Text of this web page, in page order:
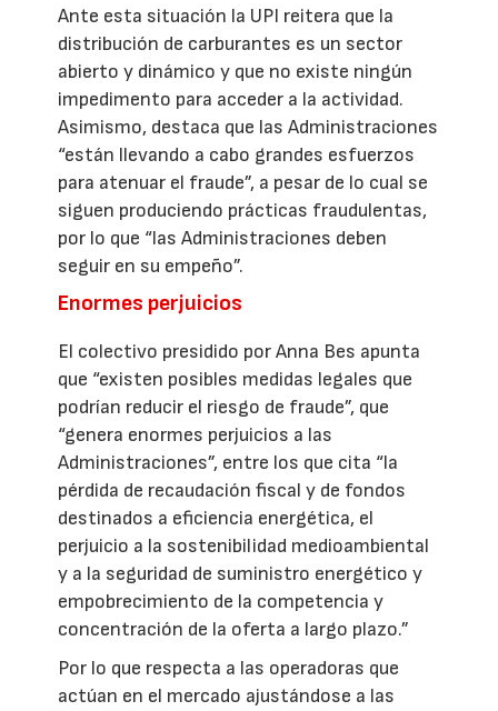
Ante esta situación la UPI reitera que la
distribución de carburantes es un sector
abierto y dinámico y que no existe ningún
impedimento para acceder a la actividad.
Asimismo, destaca que las Administraciones
“están llevando a cabo grandes esfuerzos
para atenuar el fraude”, a pesar de lo cual se
siguen produciendo prácticas fraudulentas,
por lo que “las Administraciones deben
seguir en su empeño”.
Enormes perjuicios
El colectivo presidido por Anna Bes apunta
que “existen posibles medidas legales que
podrían reducir el riesgo de fraude”, que
“genera enormes perjuicios a las
Administraciones”, entre los que cita “la
pérdida de recaudación fiscal y de fondos
destinados a eficiencia energética, el
perjuicio a la sostenibilidad medioambiental
y a la seguridad de suministro energético y
empobrecimiento de la competencia y
concentración de la oferta a largo plazo.”
Por lo que respecta a las operadoras que
actúan en el mercado ajustándose a las